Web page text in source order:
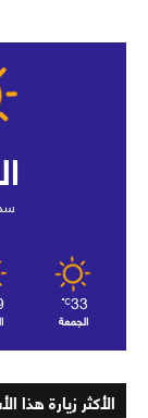
33
℃
الجمعة
الأكثر زيارة هذا